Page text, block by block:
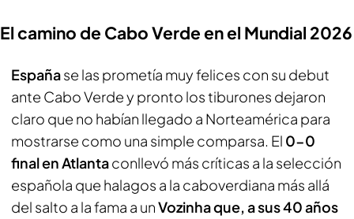
El camino de Cabo Verde en el Mundial 2026
Españase las prometía muy felices con su debut
ante Cabo Verde y pronto lostiburones dejaron
claro que no habían llegado a Norteamérica para
mostrarse como una simple comparsa. El 0-0
final en Atlantaconllevó más críticas a la selección
española que halagos a la caboverdiana más allá
del salto a la fama a unVozinha que, a sus 40 años